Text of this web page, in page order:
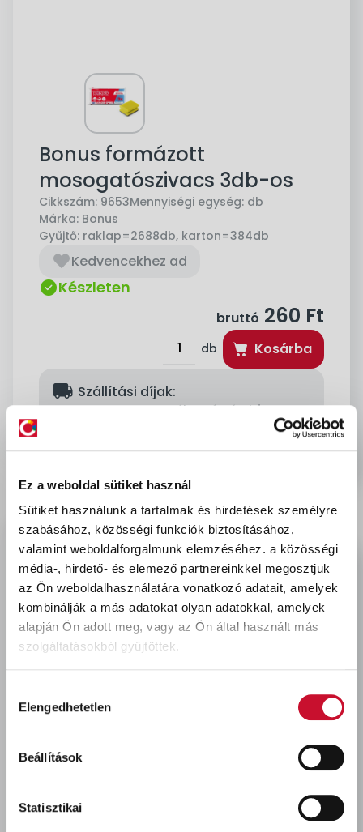
Ez a weboldal sütiket használ
Sütiket használunk a tartalmak és hirdetések személyre
szabásához, közösségi funkciók biztosításához,
valamint weboldalforgalmunk elemzéséhez. a közösségi
média-, hirdető- és elemező partnereinkkel megosztjuk
az Ön weboldalhasználatára vonatkozó adatait, amelyek
kombinálják a más adatokat olyan adatokkal, amelyek
alapján Ön adott meg, vagy az Ön által használt más
szolgáltatásokból gyűjtöttek.
kiválasztása
Elengedhetetlen
Beállítások
Statisztikai
Bonus formázott
mosogatószivacs 3db-os
Cikkszám: 9653Mennyiségi egység: db
Márka: Bonus
Gyűjtő: raklap=2688db, karton=384db
Kedvencekhez ad
Készleten
bruttó 260 Ft
db Kosárba
delivery Szállítási díjak:
Személyes átvétel: ingyenes
1 990 Ft
Leírás & Adatok
A BONUS formázott mosogatószivacs nem ismer
lehetetlent, ha kíméletesen hatékony takarításról
van szó.